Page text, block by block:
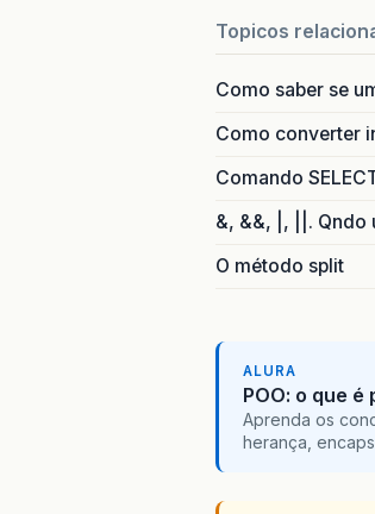
Topicos
Como saber se
Como converter
Comando
&, &&, |, ||. Qndo
O método split
ALURA
POO: o que
Aprenda os
herança,